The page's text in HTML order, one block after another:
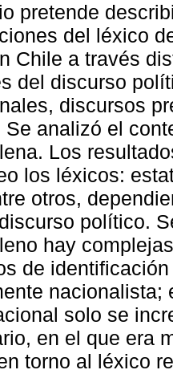
pretende
del léxico
Chile a través
del discurso
discursos
Se analizó el
Los
los léxicos:
otros,
político.
hay
de
nacionalista;
solo se
en el que era
torno al léxico